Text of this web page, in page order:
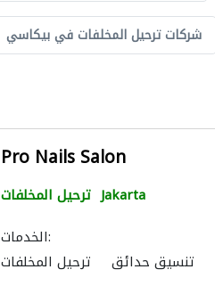
شركات ترحيل المخلفات في بيكاسي
Pro Nails Salon
ترحيل المخلفات Jakarta
الخدمات:
ترحيل المخلفات
تنسيق حدائق